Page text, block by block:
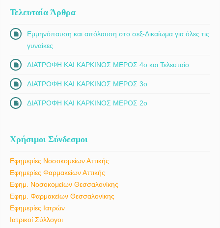
Τελευταία Άρθρα
Εμμηνόπαυση και απόλαυση στο σεξ-Δικαίωμα για όλες τις
γυναίκες
ΔΙΑΤΡΟΦΗ ΚΑΙ ΚΑΡΚΙΝΟΣ ΜΕΡΟΣ 4ο και Τελευταίο
ΔΙΑΤΡΟΦΗ ΚΑΙ ΚΑΡΚΙΝΟΣ ΜΕΡΟΣ 3ο
ΔΙΑΤΡΟΦΗ ΚΑΙ ΚΑΡΚΙΝΟΣ ΜΕΡΟΣ 2ο
Χρήσιμοι Σύνδεσμοι
Εφημερίες Νοσοκομείων Αττικής
Εφημερίες Φαρμακείων Αττικής
Εφημ. Νοσοκομείων Θεσσαλονίκης
Εφημ. Φαρμακείων Θεσσαλονίκης
Εφημερίες Ιατρών
Ιατρικοί Σύλλογοι